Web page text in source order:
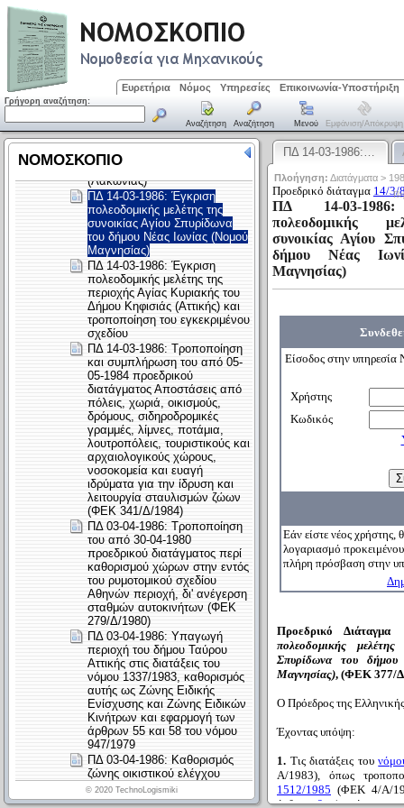
Ευρετήρια Νόμος Υπηρεσίες Επικοινωνία-Υποστήριξη
Γρήγορη αναζήτηση:
Αναζήτηση Αναζήτηση Μενού Εμφάνιση/απόκρυψη
ΠΔ 14-03-1986:…